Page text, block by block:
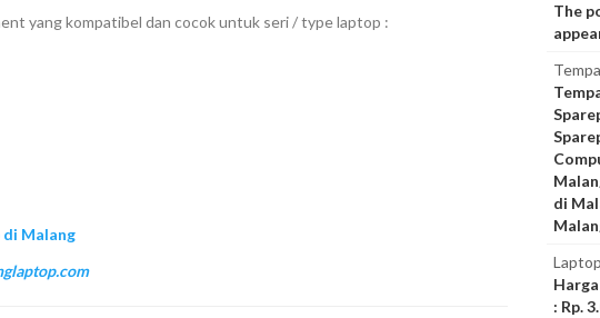
yang kompatibel dan cocok untuk seri / type laptop :
Malang
The
di
: Rp.